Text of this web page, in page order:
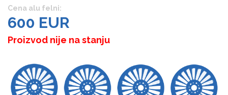
Cena alu felni:
600 EUR
Proizvod nije na stanju